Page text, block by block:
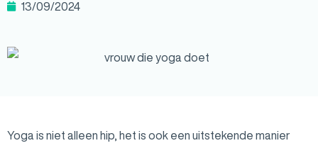
13/09/2024
Yoga is niet alleen hip, het is ook een uitstekende manier